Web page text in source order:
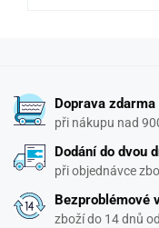
Doprava
při nákupu nad
Dodání do dvou
při objednávce
Bezproblémové
zboží do 14 dnů